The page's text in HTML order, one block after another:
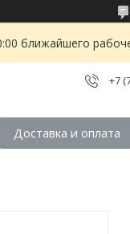
ближайшего
+7
Доставка и оплата